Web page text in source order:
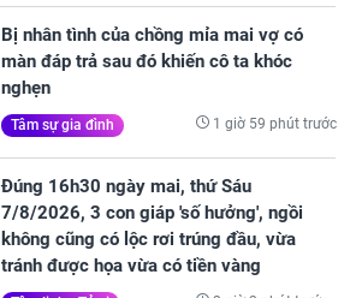
Bị nhân tình của chồng mỉa mai vợ có
màn đáp trả sau đó khiến cô ta khóc
nghẹn
Tâm sự gia đình
Đúng 16h30 ngày mai, thứ Sáu
7/8/2026, 3 con giáp 'số hưởng', ngồi
không cũng có lộc rơi trúng đầu, vừa
tránh được họa vừa có tiền vàng